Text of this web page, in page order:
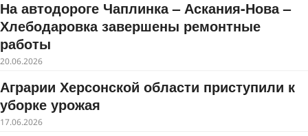
На автодороге Чаплинка – Аскания-Нова –
Хлебодаровка завершены ремонтные
работы
20.06.2026
Аграрии Херсонской области приступили к
уборке урожая
17.06.2026